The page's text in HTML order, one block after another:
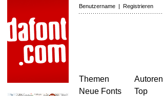
Benutzername | Registrieren
Themen
Neue Fonts
Autoren
Top